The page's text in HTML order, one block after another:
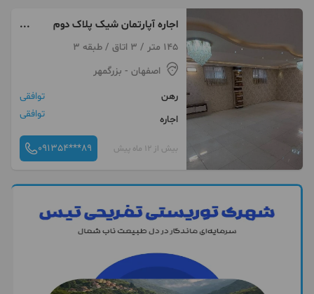
اجاره آپارتمان شیک پلاک دوم
خیابان
145 متر / 3 اتاق / طبقه 3
اصفهان - بزرگمهر
رهن
توافقی
اجاره
توافقی
بیش از 12 ماه پیش 091354***89